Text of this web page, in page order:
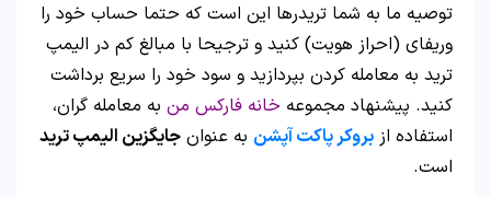
توصیه ما به شما تریدرها این است که حتما حساب خود را
وریفای (احراز هویت) کنید و ترجیحا با مبالغ کم در الیمپ
ترید به معامله کردن بپردازید و سود خود را سریع برداشت
کنید. پیشنهاد مجموعه خانه فارکس من به معامله گران،
استفاده از بروکر پاکت آپشن به عنوان جایگزین الیمپ ترید
است.